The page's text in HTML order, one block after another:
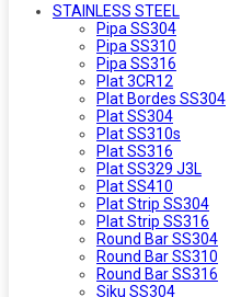
STAINLESS STEEL
Pipa SS304
Pipa SS310
Pipa SS316
Plat 3CR12
Plat Bordes SS304
Plat SS304
Plat SS310s
Plat SS316
Plat SS329 J3L
Plat SS410
Plat Strip SS304
Plat Strip SS316
Round Bar SS304
Round Bar SS310
Round Bar SS316
Siku SS304